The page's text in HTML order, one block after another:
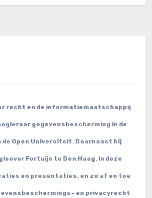
recht en de informatiemaatschappij
gegevensbescherming in de
Open Universiteit. Daarnaast hij
Fortuijn te Den Haag. In deze
en presentaties, en zo af en toe
en privacyrecht